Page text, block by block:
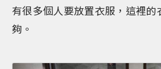
有很多個人要放置衣服，這裡的
夠。